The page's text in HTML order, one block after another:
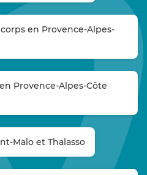
en Provence-Alpes-
Provence-Alpes-Côte
Malo et Thalasso